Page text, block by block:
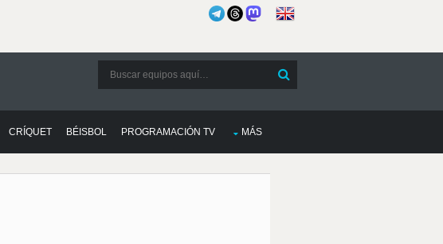
CRÍQUET BÉISBOL PROGRAMACIÓN TV MÁS